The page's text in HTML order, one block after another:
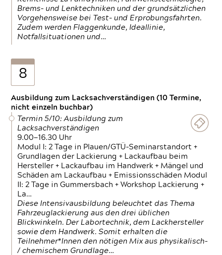
Brems- und Lenktechniken und der grundsätzlichen
Vorgehensweise bei Test- und Erprobungsfahrten.
Zudem werden Flaggenkunde, Ideallinie,
Notfallsituationen und…
8
Ausbildung zum Lacksachverständigen (10 Termine,
nicht einzeln buchbar)
Termin 5/10: Ausbildung zum
Lacksachverständigen
9.00—16.30 Uhr
Modul I: 2 Tage in Plauen/GTÜ-Seminarstandort +
Grundlagen der Lackierung + Lackaufbau beim
Hersteller + Lackaufbau im Handwerk + Mängel und
Schäden am Lackaufbau + Emissionsschäden Modul
II: 2 Tage in Gummersbach + Workshop Lackierung +
La…
Diese Intensivausbildung beleuchtet das Thema
Fahrzeuglackierung aus den drei üblichen
Blickwinkeln. Der Labortechnik, dem Lackhersteller
sowie dem Handwerk. Somit erhalten die
Teilnehmer*Innen den nötigen Mix aus physikalisch-
/ chemischem Grundlage…